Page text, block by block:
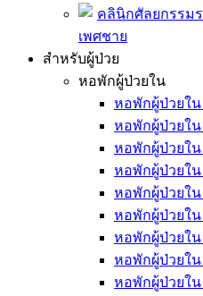
คลินิกศัลยกรรม
เพศชาย
สำหรับผู้ป่วย
หอพักผู้ป่วยใน
หอพักผู้ป่วยใน
หอพักผู้ป่วยใน
หอพักผู้ป่วยใน
หอพักผู้ป่วยใน
หอพักผู้ป่วยใน
หอพักผู้ป่วยใน
หอพักผู้ป่วยใน
หอพักผู้ป่วยใน
หอพักผู้ป่วยใน